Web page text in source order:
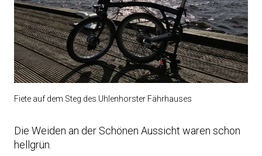
Fiete auf dem Steg des Uhlenhorster Fährhauses
Die Weiden an der Schönen Aussicht waren schon
hellgrün.